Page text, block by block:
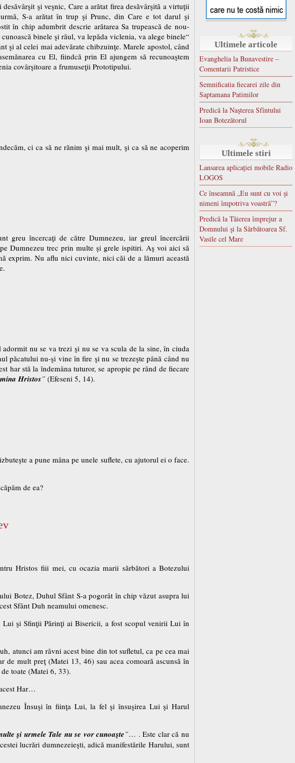
Ultimele articole
Evanghelia la Bunavestire –
Comentarii Patristice
Semnificatia fiecarei zile din
Saptamana Patimilor
Predică la Naşterea Sfîntului
Ioan Botezătorul
Ultimele stiri
Lansarea aplicației mobile Radio
LOGOS
Ce înseamnă „Eu sunt cu voi şi
nimeni împotriva voastră”?
Predică la Tăierea împrejur a
Domnului şi la Sărbătoarea Sf.
Vasile cel Mare
şi veşnic, Care a arătat firea desăvârşită a virtuţii
S-a arătat în trup şi Prunc, din Care e tot darul şi
în chip adumbrit descrie arătarea Sa trupească de nou-
binele şi răul, va lepăda viclenia, va alege binele“
şi al celei mai adevărate chibzuinţe. Marele apostol, când
cu El, fiindcă prin El ajungem să recunoaştem
covârşitoare a frumuseţii Prototipului.
ci ca să ne rănim şi mai mult, şi ca să ne acoperim
greu încercaţi de către Dumnezeu, iar greul încercării
Dumnezeu trec prin multe și grele ispitiri. Aş voi aici să
exprim. Nu aflu nici cuvinte, nici căi de a lămuri această
nu se va trezi şi nu se va scula de la sine, în ciuda
păcatului nu-şi vine în fire şi nu se trezeşte până când nu
har stă la îndemâna tuturor, se apropie pe rând de fiecare
Hristos” (Efeseni 5, 14).
a pune mâna pe unele suflete, cu ajutorul ei o face.
de ea?
Hristos fiii mei, cu ocazia marii sărbători a Botezului
Botez, Duhul Sfânt S-a pogorât în chip văzut asupra lui
Sfânt Duh neamului omenesc.
şi Sfinţii Părinţi ai Bisericii, a fost scopul venirii Lui în
atunci am râvni acest bine din tot sufletul, ca pe cea mai
de mult preţ (Matei 13, 46) sau acea comoară ascunsă în
toate (Matei 6, 33).
Har…
Însuşi în fiinţa Lui, la fel şi însuşirea Lui şi Harul
şi urmele Tale nu se vor cunoaşte”… . Este clar că nu
lucrări dumnezeieşti, adică manifestările Harului, sunt